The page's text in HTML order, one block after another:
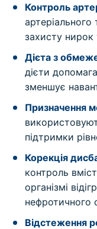
Контроль
захисту нирок
Дієта з
дієти
зменшує
Призначення
підтримки
Корекція
контроль
організмі
нефротичного
Відстеження